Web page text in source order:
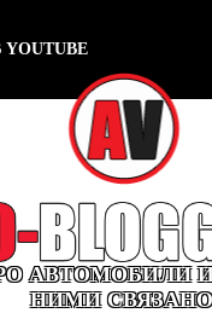
АВТОМОБИЛИ
НИМИ